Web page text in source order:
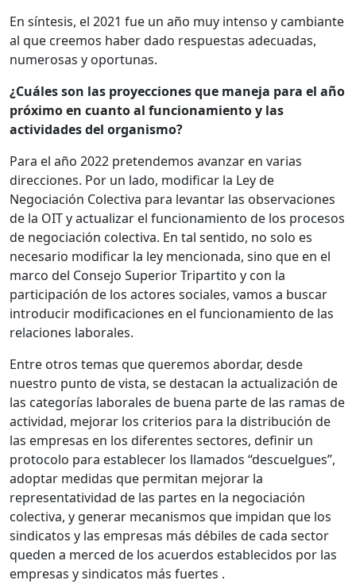
En síntesis, el 2021 fue un año muy intenso y cambiante
al que creemos haber dado respuestas adecuadas,
numerosas y oportunas.
¿Cuáles son las proyecciones que maneja para el año
próximo en cuanto al funcionamiento y las
actividades del organismo?
Para el año 2022 pretendemos avanzar en varias
direcciones. Por un lado, modificar la Ley de
Negociación Colectiva para levantar las observaciones
de la OIT y actualizar el funcionamiento de los procesos
de negociación colectiva. En tal sentido, no solo es
necesario modificar la ley mencionada, sino que en el
marco del Consejo Superior Tripartito y con la
participación de los actores sociales, vamos a buscar
introducir modificaciones en el funcionamiento de las
relaciones laborales.
Entre otros temas que queremos abordar, desde
nuestro punto de vista, se destacan la actualización de
las categorías laborales de buena parte de las ramas de
actividad, mejorar los criterios para la distribución de
las empresas en los diferentes sectores, definir un
protocolo para establecer los llamados “descuelgues”,
adoptar medidas que permitan mejorar la
representatividad de las partes en la negociación
colectiva, y generar mecanismos que impidan que los
sindicatos y las empresas más débiles de cada sector
queden a merced de los acuerdos establecidos por las
empresas y sindicatos más fuertes .